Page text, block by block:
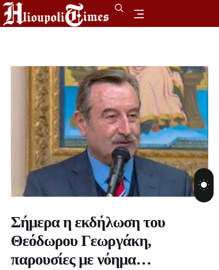
Σήμερα η εκδήλωση του
Θεόδωρου Γεωργάκη,
παρουσίες με νόημα…